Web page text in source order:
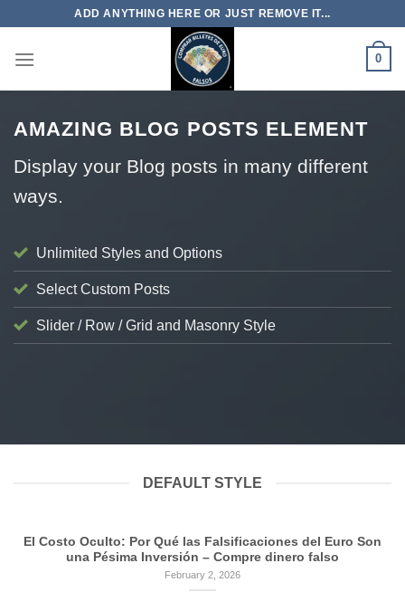
content
ADD ANYTHING HERE OR JUST REMOVE IT...
0
AMAZING BLOG POSTS ELEMENT
Display your Blog posts in many different
ways.
Unlimited Styles and Options
Select Custom Posts
Slider / Row / Grid and Masonry Style
dinero falso
DEFAULT STYLE
El Costo Oculto: Por Qué las Falsificaciones del Euro Son
una Pésima Inversión – Compre dinero falso
February 2, 2026